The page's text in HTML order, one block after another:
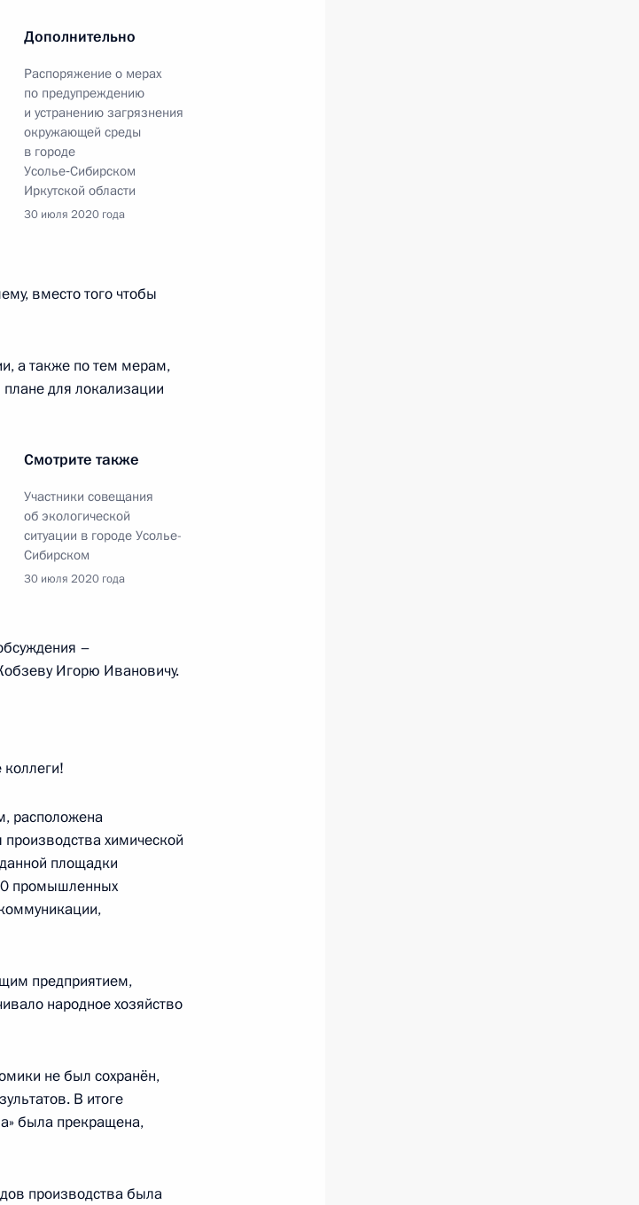
Дополнительно
Распоряжение о мерах
по предупреждению
и устранению загрязнения
окружающей среды
в городе
Усолье‑Сибирском
Иркутской области
30 июля 2020 года
вместо того чтобы
а также по тем мерам,
для локализации
Смотрите также
Участники совещания
об экологической
ситуации в городе Усолье-
Сибирском
30 июля 2020 года
–
Игорю Ивановичу.
расположена
химической
площадки
промышленных
предприятием,
народное хозяйство
не был сохранён,
В итоге
была прекращена,
производства была